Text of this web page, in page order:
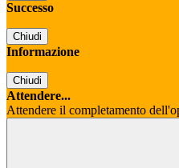
Successo
Chiudi
Informazione
Chiudi
Attendere...
Attendere il completamento